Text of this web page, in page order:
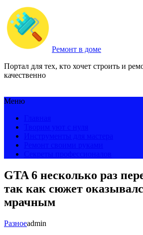
Ремонт в доме
Портал для тех, кто хочет строить и
качественно
Меню
GTA 6 несколько раз
так как сюжет
мрачным
Разноеadmin